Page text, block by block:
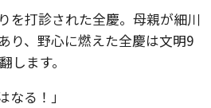
を打診された全慶。母親が細川
り、野心に燃えた全慶は文明9
します。
なる！」